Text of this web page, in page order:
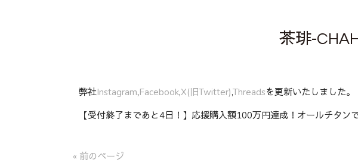
茶琲-
弊社Instagram,Facebook,X(旧Twitter),Threadsを更新いたしました。
【受付終了まであと4日！】応援購入額100万円達成！オールチタ
« 前のページ